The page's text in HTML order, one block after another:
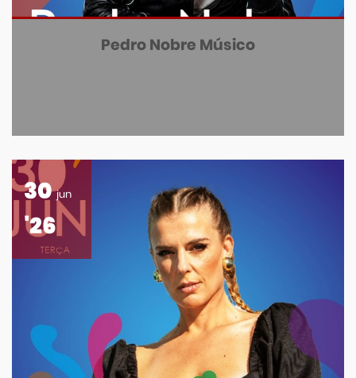
Pedro Nobre Músico
30 jun
'26